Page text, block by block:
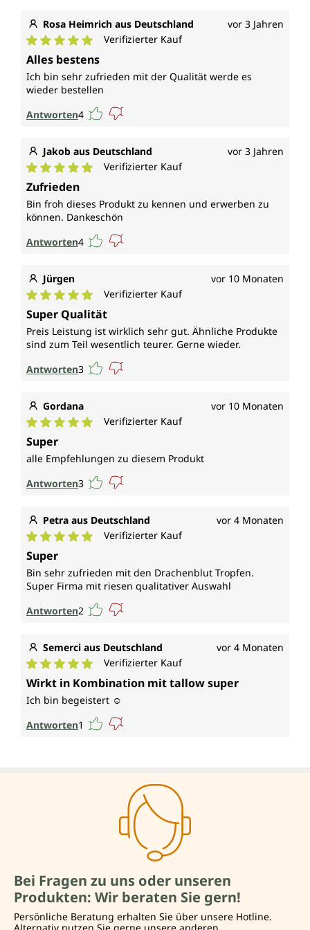
Rosa Heimrich aus Deutschland vor 3 Jahren
Durchschnittliche Bewertung von 5 von 5 Sternen
Verifizierter Kauf
Alles bestens
Ich bin sehr zufrieden mit der Qualität werde es
wieder bestellen
Antworten4
Jakob aus Deutschland vor 3 Jahren
Durchschnittliche Bewertung von 5 von 5 Sternen
Verifizierter Kauf
Zufrieden
Bin froh dieses Produkt zu kennen und erwerben zu
können. Dankeschön
Antworten4
Jürgen vor 10 Monaten
Durchschnittliche Bewertung von 5 von 5 Sternen
Verifizierter Kauf
Super Qualität
Preis Leistung ist wirklich sehr gut. Ähnliche Produkte
sind zum Teil wesentlich teurer. Gerne wieder.
Antworten3
Gordana vor 10 Monaten
Durchschnittliche Bewertung von 5 von 5 Sternen
Verifizierter Kauf
Super
alle Empfehlungen zu diesem Produkt
Antworten3
Petra aus Deutschland vor 4 Monaten
Durchschnittliche Bewertung von 5 von 5 Sternen
Verifizierter Kauf
Super
Bin sehr zufrieden mit den Drachenblut Tropfen.
Super Firma mit riesen qualitativer Auswahl
Antworten2
Semerci aus Deutschland vor 4 Monaten
Durchschnittliche Bewertung von 5 von 5 Sternen
Verifizierter Kauf
Wirkt in Kombination mit tallow super
Ich bin begeistert ☺️
Antworten1
Bei Fragen zu uns oder unseren
Produkten: Wir beraten Sie gern!
Persönliche Beratung erhalten Sie über unsere Hotline.